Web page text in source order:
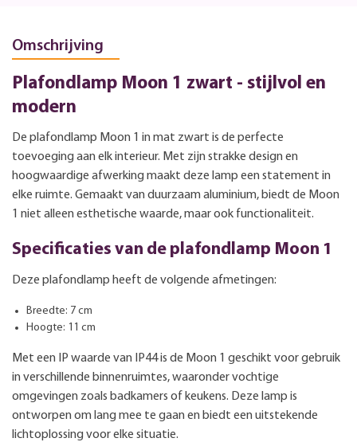
Omschrijving
Plafondlamp Moon 1 zwart - stijlvol en
modern
De plafondlamp Moon 1 in mat zwart is de perfecte
toevoeging aan elk interieur. Met zijn strakke design en
hoogwaardige afwerking maakt deze lamp een statement in
elke ruimte. Gemaakt van duurzaam aluminium, biedt de Moon
1 niet alleen esthetische waarde, maar ook functionaliteit.
Specificaties van de plafondlamp Moon 1
Deze plafondlamp heeft de volgende afmetingen:
Breedte: 7 cm
Hoogte: 11 cm
Met een IP waarde van IP44 is de Moon 1 geschikt voor gebruik
in verschillende binnenruimtes, waaronder vochtige
omgevingen zoals badkamers of keukens. Deze lamp is
ontworpen om lang mee te gaan en biedt een uitstekende
lichtoplossing voor elke situatie.